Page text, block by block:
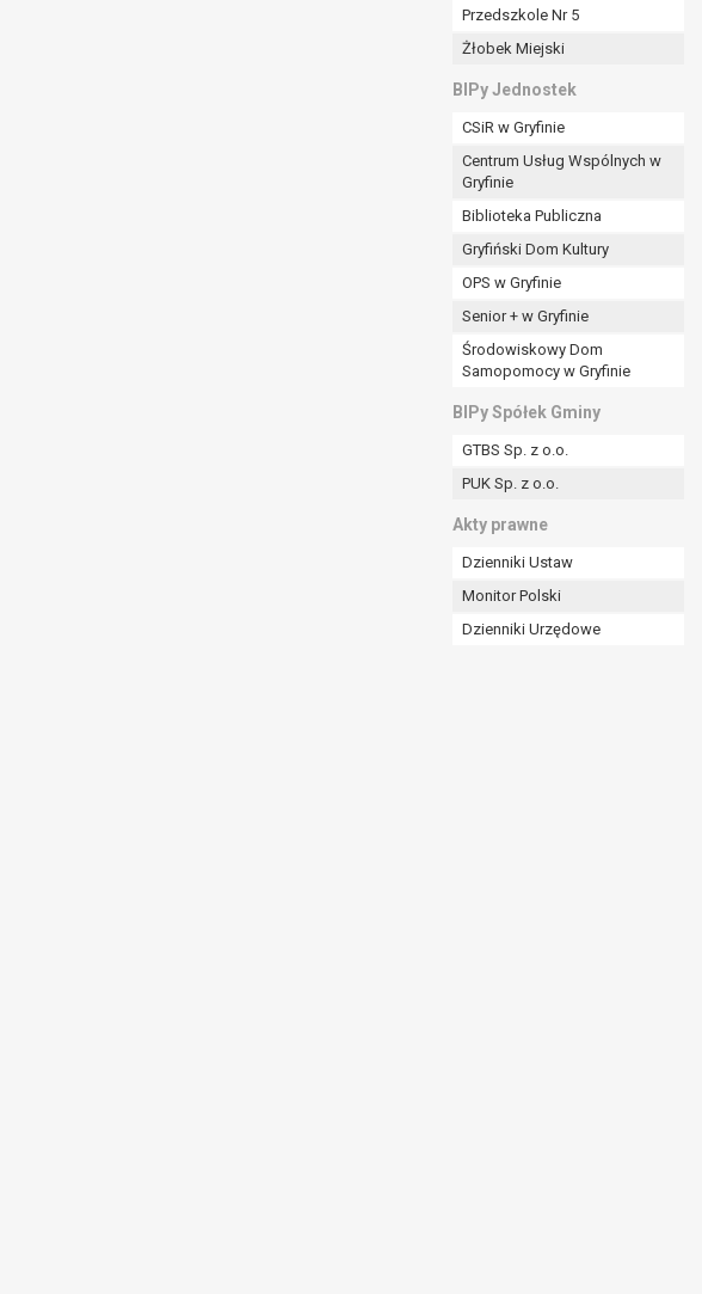
Przedszkole Nr 5
Żłobek Miejski
BIPy Jednostek
CSiR w Gryfinie
Centrum Usług Wspólnych w
Gryfinie
Biblioteka Publiczna
Gryfiński Dom Kultury
OPS w Gryfinie
Senior + w Gryfinie
Środowiskowy Dom
Samopomocy w Gryfinie
BIPy Spółek Gminy
GTBS Sp. z o.o.
PUK Sp. z o.o.
Akty prawne
Dzienniki Ustaw
Monitor Polski
Dzienniki Urzędowe
ich do ustalenia, obrony lub dochodzenia roszczeń,
czy prawnie uzasadnione podstawy po stronie administratora są
lub na podstawie zgody wyrażonej przez tą osobę,
osobowych, którego podstawą prawną jest:
przez administratora lub przez stronę trzecią.
nie może już przetwarzać tych danych osobowych, chyba że wykaże
praw i wolności osoby, której dane dotyczą, lub podstaw do
danych osobowych (art. 6 ust. 1 lit a RODO), przysługuje Pani/Panu
którego dokonano na podstawie zgody przed jej cofnięciem.
Pani/Pana danych osobowych przez administratora.
albo jest wymogiem ustawowym lub umownym.